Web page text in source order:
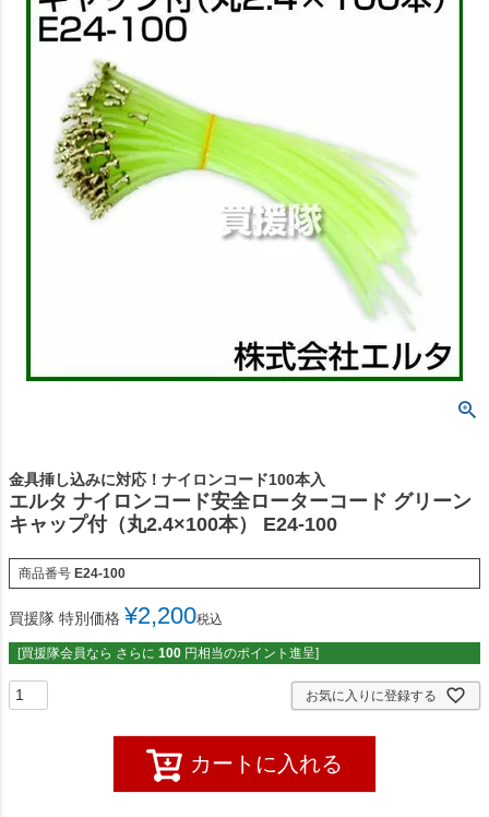
金具挿し込みに対応！ナイロンコード100本入
エルタ ナイロンコード安全ローターコード グリーン
キャップ付（丸2.4×100本） E24-100
商品番号 E24-100
買援隊 特別価格 ¥2,200税込
[買援隊会員なら さらに 100 円相当のポイント進呈]
お気に入りに登録する
カートに入れる